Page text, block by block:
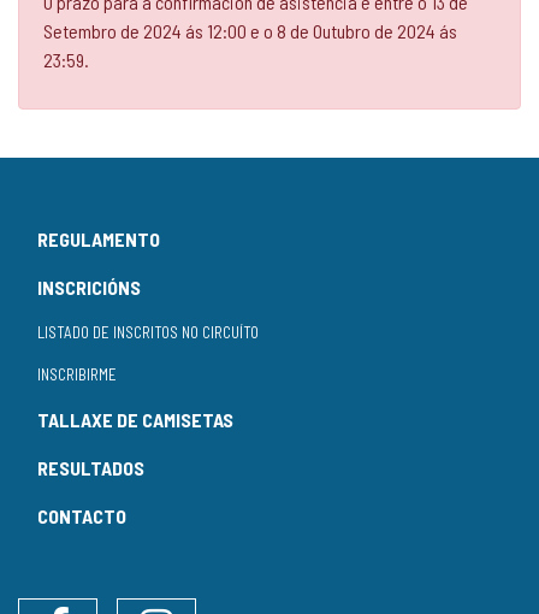
Setembro de 2024 ás 12:00 e o 8 de Outubro de 2024 ás
23:59.
REGULAMENTO
INSCRICIÓNS
LISTADO DE INSCRITOS NO CIRCUÍTO
INSCRIBIRME
TALLAXE DE CAMISETAS
RESULTADOS
CONTACTO